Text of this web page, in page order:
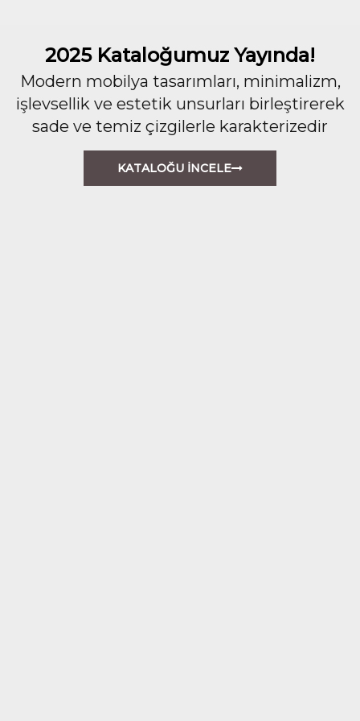
2025 Kataloğumuz Yayında!
Modern mobilya tasarımları, minimalizm,
işlevsellik ve estetik unsurları birleştirerek
sade ve temiz çizgilerle karakterizedir
KATALOĞU İNCELE